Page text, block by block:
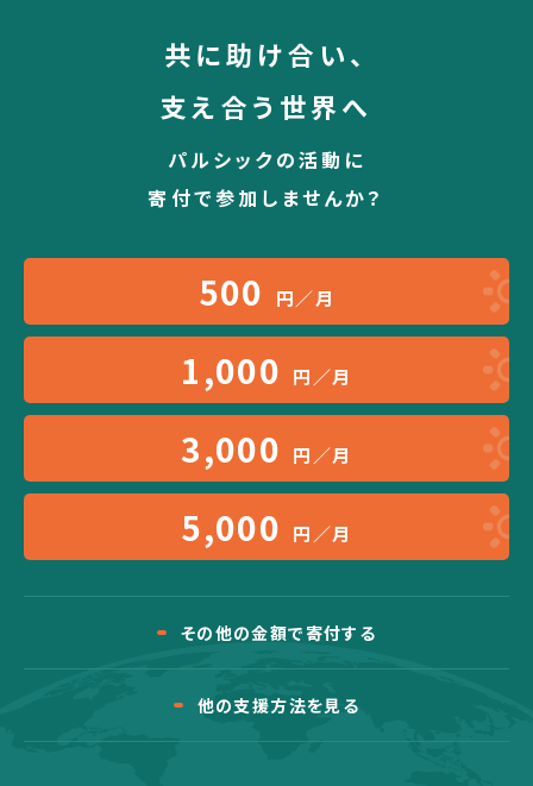
共に助け合い、
支え合う世界へ
パルシックの活動に
寄付で参加しませんか？
500 円／月
1,000 円／月
3,000 円／月
5,000 円／月
その他の金額で寄付する
他の支援方法を見る